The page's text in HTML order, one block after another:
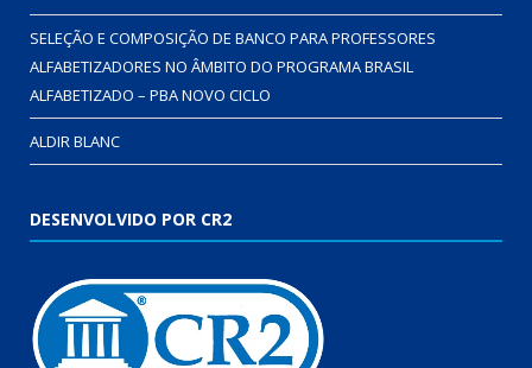
SELEÇÃO E COMPOSIÇÃO DE BANCO PARA PROFESSORES
ALFABETIZADORES NO ÂMBITO DO PROGRAMA BRASIL
ALFABETIZADO – PBA NOVO CICLO
ALDIR BLANC
DESENVOLVIDO POR CR2